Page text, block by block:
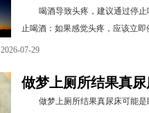
喝酒导致头疼，建议通过停
止喝酒：如果感觉头疼，应该立
2026-07-29
做梦上厕所结果真
做梦上厕所结果真尿床可能